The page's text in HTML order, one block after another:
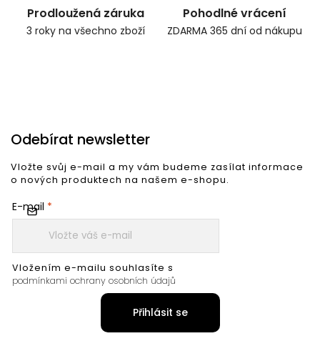
Prodloužená záruka
3 roky na všechno zboží
Pohodlné vrácení
ZDARMA 365 dní od nákupu
Odebírat newsletter
Vložte svůj e-mail a my vám budeme zasílat informace
o nových produktech na našem e-shopu.
E-mail
Vložením e-mailu souhlasíte s
podmínkami ochrany osobních údajů
Přihlásit se